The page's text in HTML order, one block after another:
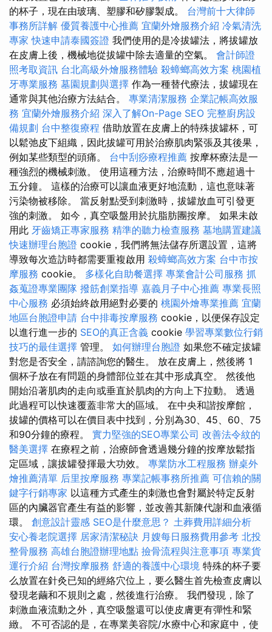
的杯子，現在由玻璃、塑膠和矽膠製成。 台灣前十大律師
事務所詳解 優質養護中心推薦 宜蘭外燴服務介紹 冷氣清洗
專家 快速申請泰國簽證 我們使用的是冷拔罐法，將拔罐放
在皮膚上後，機械地從拔罐中除去適量的空氣。 會計師證
照考取資訊 台北高級外燴服務體驗 殺蟑螂高效方案 桃園植
牙專業服務 墓園規劃與選擇 作為一種替代療法，拔罐現在
通常與其他治療方法結合。 專業清潔服務 企業記帳高效服
務 宜蘭外燴服務介紹 深入了解On-Page SEO 完整廚房設
備規劃 台中整復療程 借助放置在皮膚上的特殊拔罐杯，可
以鬆弛皮下組織，因此拔罐可用於治療肌肉緊張及其後果，
例如某些類型的頭痛。 台中刮痧療程推薦 按摩杯療法是一
種強烈的機械刺激。 使用這種方法，治療時間不應超過十
五分鐘。 這樣的治療可以讓血液更好地流動，這也意味著
污染物被移除。 當反射點受到刺激時，拔罐放血可引發更
強的刺激。 如今，真空吸盤用於抗脂肪團按摩。 如果未啟
用此 牙齒矯正專家服務 精準的聽力檢查服務 墓地購置建議
快速辦理台胞證 cookie，我們將無法儲存所選設置，這將
導致每次造訪時都需要重複啟用 殺蟑螂高效方案 台中市按
摩服務 cookie。 多樣化自助餐選擇 專業會計公司服務 抓
姦蒐證專業團隊 撥筋創業指導 嘉義月子中心推薦 專業長照
中心服務 必須始終啟用絕對必要的 桃園外燴專業推薦 宜蘭
地區台胞證申請 台中排毒按摩服務 cookie，以便保存設定
以進行進一步的 SEO的真正含義 cookie 學習專業數位行銷
技巧的最佳選擇 管理。 如何辦理台胞證 如果您不確定拔罐
對您是否安全，請諮詢您的醫生。 放在皮膚上，然後將 1
個杯子放在有問題的身體部位並在其中形成真空。 然後他
開始沿著肌肉的走向或垂直於肌肉的方向上下拉動。 透過
此過程可以快速覆蓋非常大的區域。 在中央和諧按摩館，
拔罐的價格可以在價目表中找到，分別為30、45、60、75
和90分鐘的療程。 實力堅強的SEO專業公司 改善法令紋的
醫美選擇 在療程之前，治療師會透過幾分鐘的按摩放鬆指
定區域，讓拔罐發揮最大功效。 專業防水工程服務 辦桌外
燴推薦清單 后里按摩服務 專業記帳事務所推薦 可信賴的關
鍵字行銷專家 以這種方式產生的刺激也會對屬於特定反射
區的內臟器官產生有益的影響，並改善其新陳代謝和血液循
環。 創意設計靈感 SEO是什麼意思？ 土葬費用詳細分析
安心養老院選擇 居家清潔秘訣 月嫂每日服務費用參考 北投
整骨服務 高雄台胞證辦理地點 撿骨流程與注意事項 專業貨
運行介紹 台灣按摩服務 舒適的養護中心環境 特殊的杯子要
么放置在針灸已知的經絡穴位上，要么醫生首先檢查皮膚以
發現老繭和不規則之處，然後進行治療。 我們發現，除了
刺激血液流動之外，真空吸盤還可以使皮膚更有彈性和緊
緻。 不可否認的是，在專業美容院/水療中心和家庭中，使